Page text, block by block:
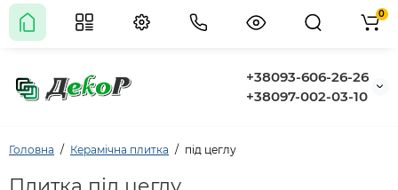
+38093-606-26-26
+38097-002-03-10
0
Головна Керамічна плитка під цеглу